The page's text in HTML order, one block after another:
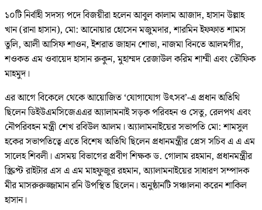
১০টি নির্বাহী সদস্য পদে বিজয়ীরা হলেন আবুল কালাম আজাদ, হাসান উল্লাহ
খান (রানা হাসান), মো: আনোয়ার হোসেন মজুমদার, শারমিন ইফফাত শামস
তুলি, আলী আসিফ শাওন, ইশরাত জাহান শোভা, নাজমা বিনতে আলমগীর,
শওকত এম ওবায়েদ হাসান রুকুন, মুহাম্মদ রেজাউল করিম শাম্মী এবং তৌফিক
মাহমুদ।
এর আগে বিকেলে থেকে আয়োজিত ‘যোগাযোগ উৎসব’-এ প্রধান অতিথি
ছিলেন ডিইউএমসিজেএএর অ্যালামনাই সড়ক পরিবহন ও সেতু, রেলপথ এবং
নৌপরিবহন মন্ত্রী শেখ রবিউল আলম। অ্যালামনাইয়ের সভাপতি মো: শামসুল
হকের সভাপতিত্বে এতে বিশেষ অতিথি ছিলেন প্রধানমন্ত্রীর প্রেস সচিব এ এ এম
সালেহ শিবলী। এসময় বিভাগের প্রবীণ শিক্ষক ড. গোলাম রহমান, প্রধানমন্ত্রীর
স্ক্রিপ্ট রাইটার এস এ এম মাহফুজুর রহমান, অ্যালামনাইয়ের সাধারণ সম্পাদক
মীর মাসরুরুজ্জামান রনি উপস্থিত ছিলেন। অনুষ্ঠানটি সঞ্চালনা করেন শাকিল
হাসান।